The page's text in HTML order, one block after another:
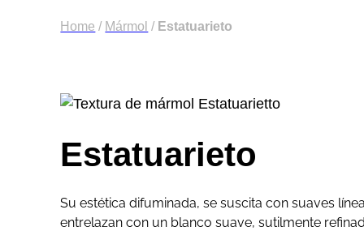
Home / Mármol / Estatuarieto
Estatuarieto
Su estética difuminada, se suscita con suaves
entrelazan con un blanco suave, sutilmente